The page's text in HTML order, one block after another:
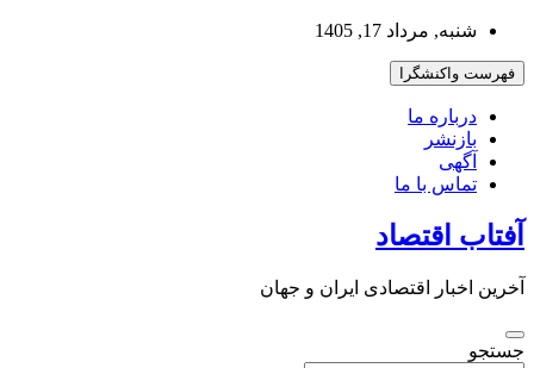
بروید
شنبه, مرداد 17, 1405
فهرست واکنشگرا
درباره ما
بازنشر
آگهی
تماس با ما
آفتاب اقتصاد
آخرین اخبار اقتصادی ایران و جهان
جستجو